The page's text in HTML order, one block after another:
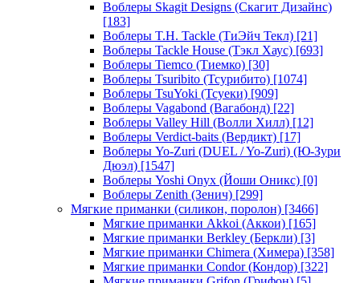
Воблеры Skagit Designs (Скагит Дизайнс)
[183]
Воблеры T.H. Tackle (ТиЭйч Текл) [21]
Воблеры Tackle House (Тэкл Хаус) [693]
Воблеры Tiemco (Тиемко) [30]
Воблеры Tsuribito (Тсурибито) [1074]
Воблеры TsuYoki (Тсуеки) [909]
Воблеры Vagabond (Вагабонд) [22]
Воблеры Valley Hill (Волли Хилл) [12]
Воблеры Verdict-baits (Вердикт) [17]
Воблеры Yo-Zuri (DUEL / Yo-Zuri) (Ю-Зури
Дюэл) [1547]
Воблеры Yoshi Onyx (Йоши Оникс) [0]
Воблеры Zenith (Зенич) [299]
Мягкие приманки (силикон, поролон) [3466]
Мягкие приманки Akkoi (Аккои) [165]
Мягкие приманки Berkley (Беркли) [3]
Мягкие приманки Chimera (Химера) [358]
Мягкие приманки Condor (Кондор) [322]